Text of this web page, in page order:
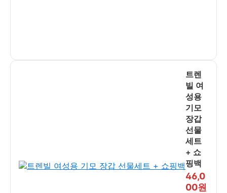
트렌
빌 여
성용
기모
장갑
선물
세트
+ 쇼
핑백
46,0
00원